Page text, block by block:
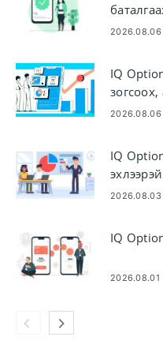
2026.08.06
IQ
хэрхэн
2026.08.06
IQ
анхан
2026.08.03
IQ
2026.08.01